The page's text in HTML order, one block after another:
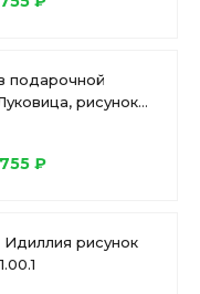
подарочной
рисунок
₽
рисунок